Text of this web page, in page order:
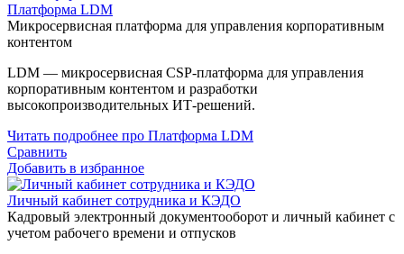
Платформа LDM
Микросервисная платформа для управления корпоративным
контентом
LDM — микросервисная CSP-платформа для управления
корпоративным контентом и разработки
высокопроизводительных ИТ-решений.
Читать подробнее про Платформа LDM
Сравнить
Добавить в избранное
Личный кабинет сотрудника и КЭДО
Кадровый электронный документооборот и личный кабинет с
учетом рабочего времени и отпусков